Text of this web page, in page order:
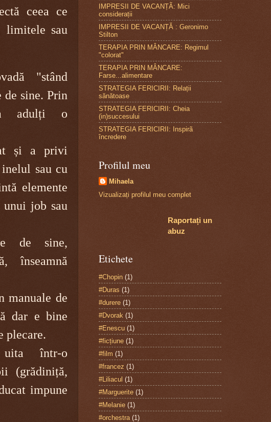
ceea ce
limitele sau
"stând
de sine. Prin
adulți o
și a privi
sau cu
elemente
unui job sau
de sine,
înseamnă
manuale de
dar e bine
plecare.
într-o
(grădiniță,
impune
IMPRESII DE VACANȚÃ: Mici
considerații
IMPRESII DE VACANȚĂ : Geronimo
Stilton
TERAPIA PRIN MÂNCARE: Regimul
"colorat"
TERAPIA PRIN MÂNCARE:
Farse...alimentare
STRATEGIA FERICIRII: Relații
sănătoase
STRATEGIA FERICIRII: Cheia
(in)succesului
STRATEGIA FERICIRII: Inspirã
încredere
Profilul meu
Mihaela
Vizualizați profilul meu complet
Raportați un
abuz
Etichete
#Chopin (1)
#Duras (1)
#durere (1)
#Dvorak (1)
#Enescu (1)
#ficțiune (1)
#film (1)
#francez (1)
#Liliacul (1)
#Marguerite (1)
#Melanie (1)
#orchestra (1)